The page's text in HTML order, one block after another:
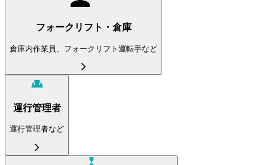
フォークリフト・倉庫
倉庫内作業員、フォークリフト運転手など
運行管理者
運行管理者など